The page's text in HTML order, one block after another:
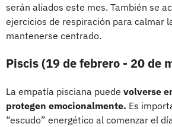
serán aliados este mes. También se
ejercicios de respiración para calmar
mantenerse centrado.
Piscis (19 de febrero - 20 de
La empatía pisciana puede volverse
protegen emocionalmente. Es
“escudo” energético al comenzar el